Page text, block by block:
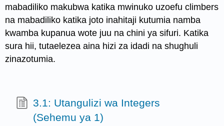
mabadiliko makubwa katika mwinuko uzoefu climbers
na mabadiliko katika joto inahitaji kutumia namba
kwamba kupanua wote juu na chini ya sifuri. Katika
sura hii, tutaelezea aina hizi za idadi na shughuli
zinazotumia.
3.1: Utangulizi wa Integers
(Sehemu ya 1)